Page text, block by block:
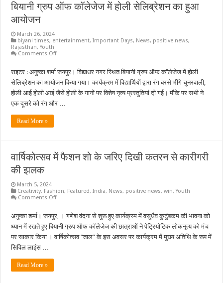
बियानी ग्रुप ऑफ कॉलेजेज में होली सेलिब्रेशन का हुआ
आयोजन
March 26, 2024
biyani times, entertainment,Important Days, News, positive news,
Rajasthan,Youth
Comments Offon
ऑफ
कॉलेजेज
में
होली
का
राइटर : अनुष्का शर्मा जयपुर। विद्याधर नगर स्थित बियानी ग्रुप ऑफ कॉलेजेज में होली
सेलिब्रेशन का आयोजन किया गया। कार्यक्रम में विद्यार्थियों द्वारा रंग बरसे भींगे चुनरवाली,
होली आई होली आई जैसे होली के गानों पर विशेष नृत्य प्रस्तुतियां दी गई। मौके पर सभी ने
एक दूसरे को रंग और …
Read More »
वार्षिकोत्सव में फैशन शो के जरिए दिखी कतरन से कारीगरी
की झलक
March 5, 2024
Creativity, Fashion, Featured,India, News, positive news,win,Youth
Comments Offon
फैशन
शो
के
जरिए
अनुष्का शर्मा। जयपुर, । गणेश वंदना से शुरू हुए कार्यक्रम में वसुधैव कुटुंबकम की भावना को
ध्यान में रखते हुए बियानी ग्रुप ऑफ कॉलेजेज की छात्राओं ने पेट्रियोटिक लोकनृत्य को मंच
पर साकार किया । वार्षिकोत्सव “ताल” के इस अवसर पर कार्यक्रम में मुख्य अतिथि के रूप में
सिविल लाइंस …
Read More »